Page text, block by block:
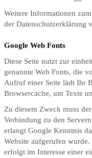
Weitere Informationen
der Datenschutzerklärung
Google Web Fonts
Diese Seite nutzt zur
genannte Web Fonts, die
Aufruf einer Seite lädt Ihr
Browsercache, um Texte
Zu diesem Zweck muss
Verbindung zu den
erlangt Google Kenntnis
Website aufgerufen
erfolgt im Interesse einer